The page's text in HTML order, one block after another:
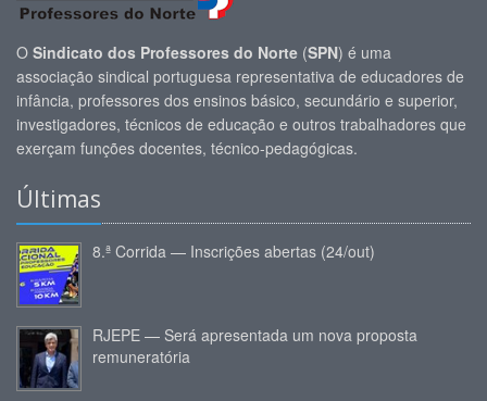
O Sindicato dos Professores do Norte (SPN) é uma
associação sindical portuguesa representativa de educadores de
infância, professores dos ensinos básico, secundário e superior,
investigadores, técnicos de educação e outros trabalhadores que
exerçam funções docentes, técnico-pedagógicas.
Últimas
8.ª Corrida — Inscrições abertas (24/out)
RJEPE — Será apresentada um nova proposta
remuneratória